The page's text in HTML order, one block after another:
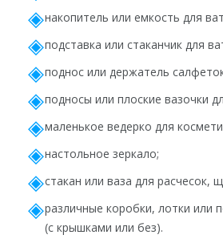
накопитель или емкость для
подставка или стаканчик для
поднос или держатель
подносы или плоские вазочки
маленькое ведерко для
настольное зеркало;
стакан или ваза для расчесок,
различные коробки, лотки или
(с крышками или без).